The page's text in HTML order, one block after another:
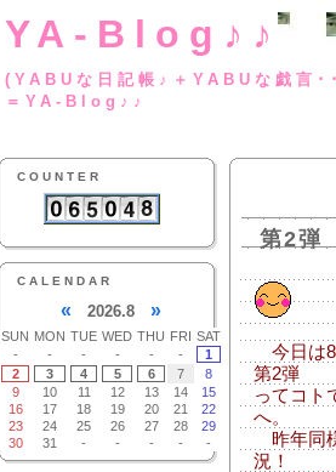
YA-Blog♪♪
(YABUな日記帳♪
＝YA-Blog♪♪
COUNTER
CALENDAR
« 2026.8 »
SUN MON TUE WED THU FRI SAT
-
- - - - -
1
2
3 4 5 6 7
8
9
10 11 12 13 14
15
16
17 18 19 20 21
22
23
24 25 26 27 28
29
30
31 - - - - -
第2弾
今日は8
第2弾
ってコト
へ。
昨年同
況！